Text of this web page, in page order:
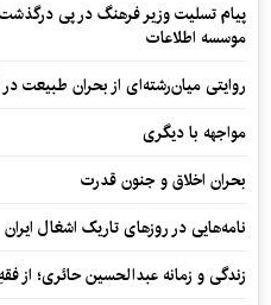
پیام تسلیت وزیر فرهنگ در پی
موسسه اطلاعات
روایتی میان‌رشته‌ای از بحران طبیعت
مواجهه با دیگری
بحران اخلاق و جنون قدرت
نامه‌هایی در روزهای تاریک اشغال ایران
زندگی و زمانه عبدالحسین حائری؛ از